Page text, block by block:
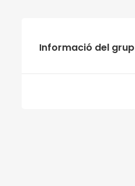
Informació del grup